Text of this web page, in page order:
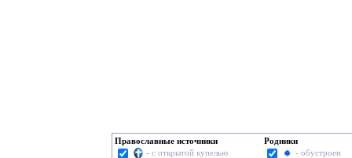
Православные источники
- с открытой купелью
Родники
- обустроен